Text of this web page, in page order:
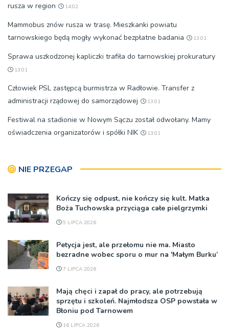
rusza w region
14:02
Mammobus znów rusza w trasę. Mieszkanki powiatu
tarnowskiego będą mogły wykonać bezpłatne badania
13:01
Sprawa uszkodzonej kapliczki trafiła do tarnowskiej prokuratury
13:01
Człowiek PSL zastępcą burmistrza w Radłowie. Transfer z
administracji rządowej do samorządowej
13:01
Festiwal na stadionie w Nowym Sączu został odwołany. Mamy
oświadczenia organizatorów i spółki NIK
13:01
NIE PRZEGAP
Kończy się odpust, nie kończy się kult. Matka
Boża Tuchowska przyciąga całe pielgrzymki
9 LIPCA 2026
Petycja jest, ale przełomu nie ma. Miasto
bezradne wobec sporu o mur na 'Małym Burku’
7 LIPCA 2026
Mają chęci i zapał do pracy, ale potrzebują
sprzętu i szkoleń. Najmłodsza OSP powstała w
Błoniu pod Tarnowem
16 LIPCA 2026